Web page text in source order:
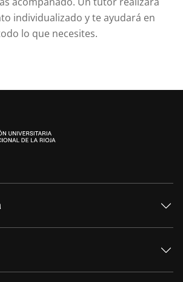
individualizado y te ayudará en
lo que necesites.